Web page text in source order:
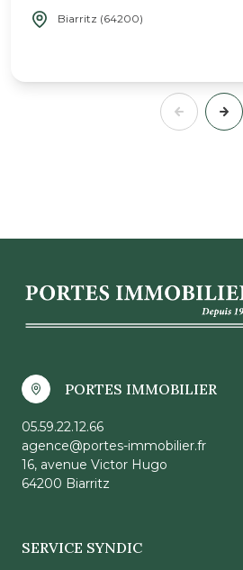
Biarritz (64200)
PORTES IMMOBILIER
05.59.22.12.66
agence@portes-immobilier.fr
16, avenue Victor Hugo
64200 Biarritz
SERVICE SYNDIC